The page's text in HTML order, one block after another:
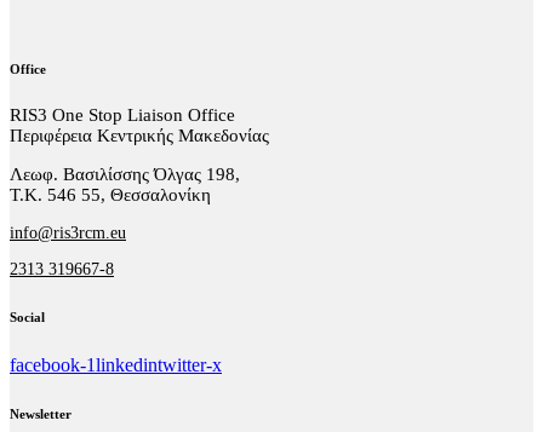
Office
RIS3 One Stop Liaison Office
Περιφέρεια Κεντρικής Μακεδονίας
Λεωφ. Βασιλίσσης Όλγας 198,
Τ.Κ. 546 55, Θεσσαλονίκη
info@ris3rcm.eu
2313 319667-8
Social
facebook-1linkedintwitter-x
Newsletter